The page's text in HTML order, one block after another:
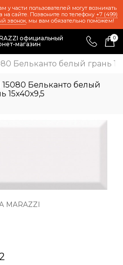
части пользователей могут возникать
сайте. Позвоните по телефону +7 (499)
звонок, мы вам обязательно поможем!
официальный
магазин
0
Бельканто белый грань
15080 Бельканто белый
15х40х9,5
MARAZZI